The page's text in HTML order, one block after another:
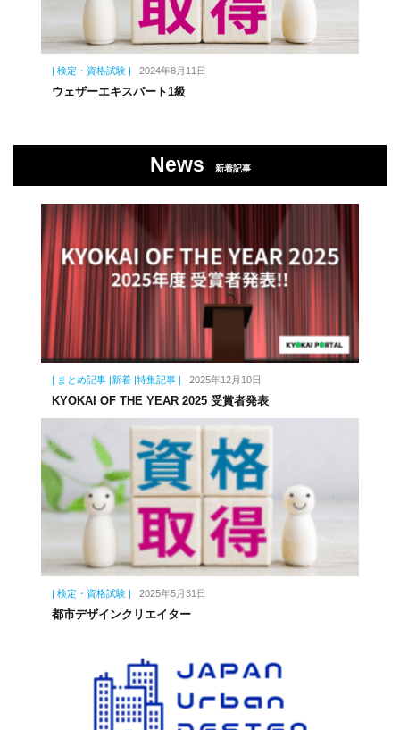
| 検定・資格試験 | 2024年8月11日
ウェザーエキスパート1級
News 新着記事
| まとめ記事 |新着 |特集記事 | 2025年12月10日
KYOKAI OF THE YEAR 2025 受賞者発表
| 検定・資格試験 | 2025年5月31日
都市デザインクリエイター